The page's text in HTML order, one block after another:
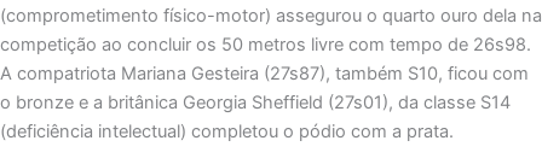
(comprometimento físico-motor) assegurou o quarto ouro dela na
competição ao concluir os 50 metros livre com tempo de 26s98.
A compatriota Mariana Gesteira (27s87), também S10, ficou com
o bronze e a britânica Georgia Sheffield (27s01), da classe S14
(deficiência intelectual) completou o pódio com a prata.